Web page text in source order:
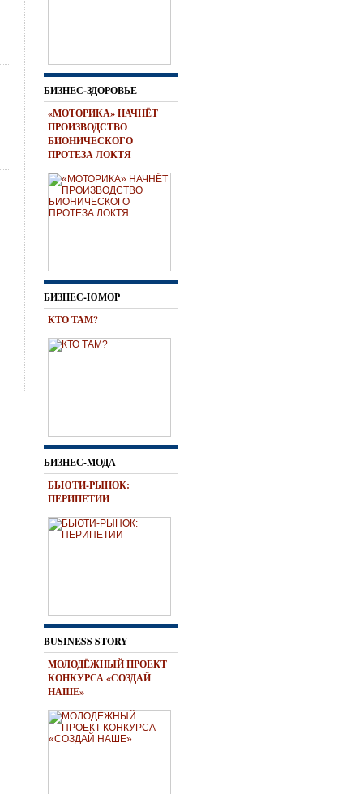
БИЗНЕС-ЗДОРОВЬЕ
«МОТОРИКА» НАЧНЁТ
ПРОИЗВОДСТВО
БИОНИЧЕСКОГО
ПРОТЕЗА ЛОКТЯ
БИЗНЕС-ЮМОР
КТО ТАМ?
БИЗНЕС-МОДА
БЬЮТИ-РЫНОК:
ПЕРИПЕТИИ
BUSINESS STORY
МОЛОДЁЖНЫЙ ПРОЕКТ
КОНКУРСА «СОЗДАЙ
НАШЕ»